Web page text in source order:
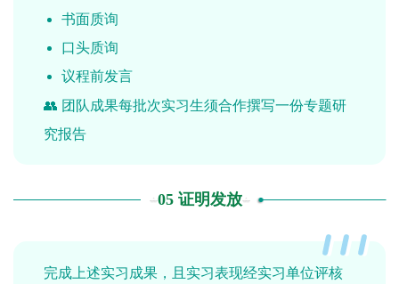
书面质询
口头质询
议程前发言
👥 团队成果每批次实习生须合作撰写一份专题研
究报告
05 证明发放
完成上述实习成果，且实习表现经实习单位评核